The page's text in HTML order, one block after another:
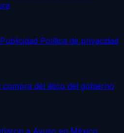
Publicidad Política de privacidad
compra del ático del gobierno